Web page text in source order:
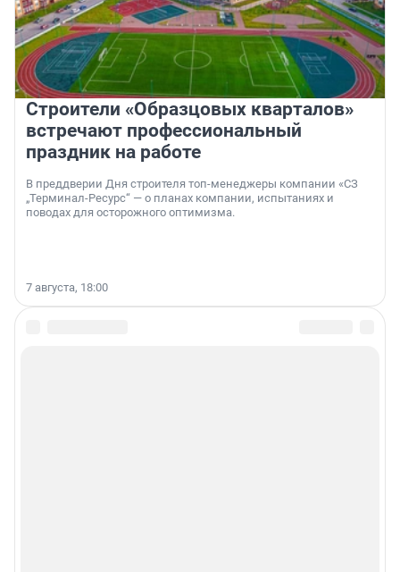
Строители «Образцовых кварталов»
встречают профессиональный
праздник на работе
В преддверии Дня строителя топ-менеджеры компании «СЗ
„Терминал-Ресурс“ — о планах компании, испытаниях и
поводах для осторожного оптимизма.
7 августа, 18:00